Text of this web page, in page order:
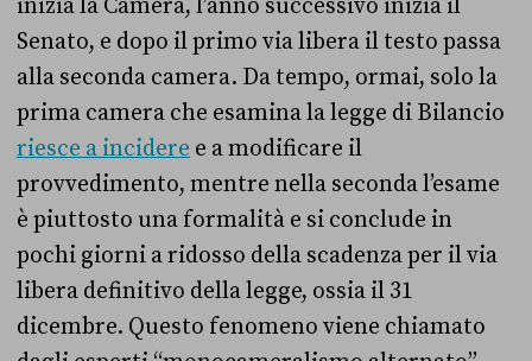
inizia la Camera, l’anno successivo inizia il
Senato, e dopo il primo via libera il testo passa
alla seconda camera. Da tempo, ormai, solo la
prima camera che esamina la legge di Bilancio
riesce a incidere e a modificare il
provvedimento, mentre nella seconda l’esame
è piuttosto una formalità e si conclude in
pochi giorni a ridosso della scadenza per il via
libera definitivo della legge, ossia il 31
dicembre. Questo fenomeno viene chiamato